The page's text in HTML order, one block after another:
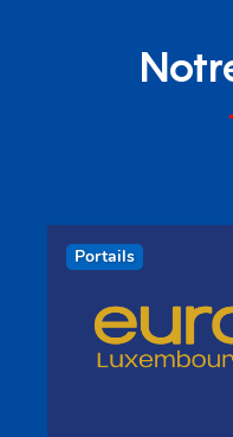
Portails